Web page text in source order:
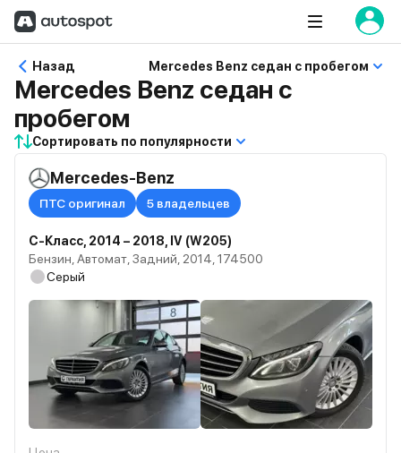
Назад Mercedes Benz седан с пробегом
Mercedes Benz седан с
пробегом
Сортировать по популярности
Mercedes-Benz
ПТС оригинал 5 владельцев
C-Класс, 2014 – 2018, IV (W205)
Бензин, Автомат, Задний, 2014, 174500
Серый